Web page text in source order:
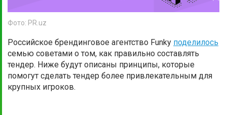
Фото: PR.uz
Российское брендинговое агентство Funky поделилось
семью советами о том, как правильно составлять
тендер. Ниже будут описаны принципы, которые
помогут сделать тендер более привлекательным для
крупных игроков.